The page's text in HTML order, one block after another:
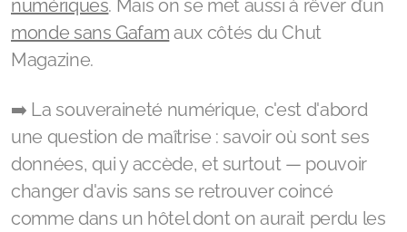
numériques. Mais on se met aussi à rêver d’un
monde sans Gafam aux côtés du Chut
Magazine.
➡️ La souveraineté numérique, c'est d'abord
une question de maîtrise : savoir où sont ses
données, qui y accède, et surtout — pouvoir
changer d'avis sans se retrouver coincé
comme dans un hôtel dont on aurait perdu les